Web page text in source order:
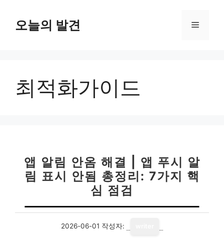
오늘의 발견 메
최적화가이드
앱 알림 안옴 해결 | 앱 푸시 알
림 표시 안됨 총정리: 7가지 핵
심 점검
2026-06-01 작성자: